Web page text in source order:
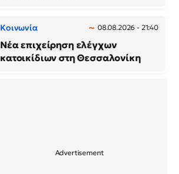
Κοινωνία 08.08.2026 - 21:40
Νέα επιχείρηση ελέγχων
κατοικίδιων στη Θεσσαλονίκη